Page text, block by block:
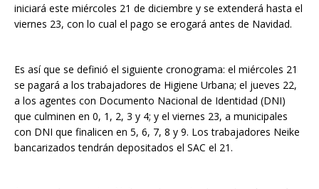
iniciará este miércoles 21 de diciembre y se extenderá hasta el
viernes 23, con lo cual el pago se erogará antes de Navidad.
Es así que se definió el siguiente cronograma: el miércoles 21
se pagará a los trabajadores de Higiene Urbana; el jueves 22,
a los agentes con Documento Nacional de Identidad (DNI)
que culminen en 0, 1, 2, 3 y 4; y el viernes 23, a municipales
con DNI que finalicen en 5, 6, 7, 8 y 9. Los trabajadores Neike
bancarizados tendrán depositados el SAC el 21.